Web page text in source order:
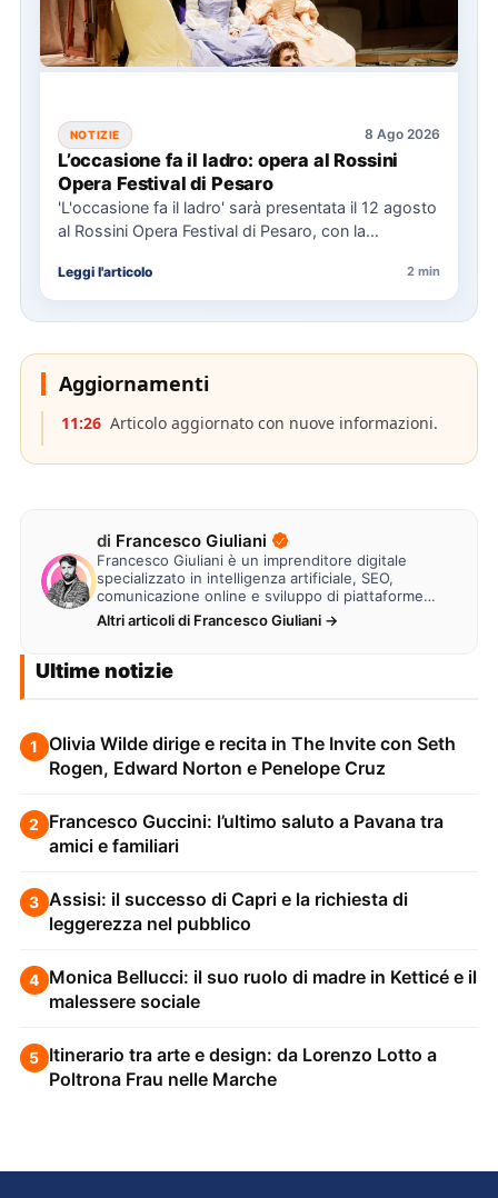
NOTIZIE 8 Ago 2026
L’occasione fa il ladro: opera al Rossini
Opera Festival di Pesaro
'L'occasione fa il ladro' sarà presentata il 12 agosto
al Rossini Opera Festival di Pesaro, con la
Leggi l'articolo 2 min
Aggiornamenti
11:26 Articolo aggiornato con nuove informazioni.
di Francesco Giuliani
Francesco Giuliani è un imprenditore digitale
specializzato in intelligenza artificiale, SEO,
comunicazione online e sviluppo di piattaforme
web. Lavora alla creazione di…
Altri articoli di Francesco Giuliani →
Ultime notizie
1
Olivia Wilde dirige e recita in The Invite con Seth
Rogen, Edward Norton e Penelope Cruz
2 Francesco Guccini: l’ultimo saluto a Pavana tra
amici e familiari
3 Assisi: il successo di Capri e la richiesta di
leggerezza nel pubblico
4 Monica Bellucci: il suo ruolo di madre in Ketticé e il
malessere sociale
5 Itinerario tra arte e design: da Lorenzo Lotto a
Poltrona Frau nelle Marche